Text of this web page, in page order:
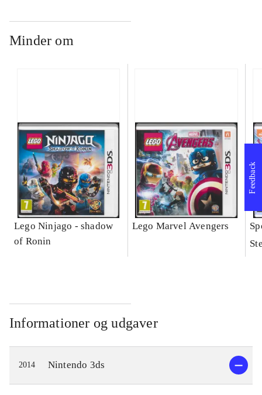
Minder om
Lego Ninjago - shadow
of Ronin
Lego Marvel Avengers
Informationer og udgaver
2014 Nintendo 3ds
Feedback